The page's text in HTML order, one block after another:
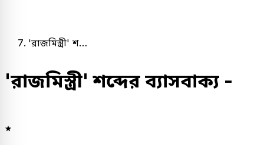
'রাজমিস্ত্রী' শ…
'রাজমিস্ত্রী' শব্দের ব্যাসবাক্য -